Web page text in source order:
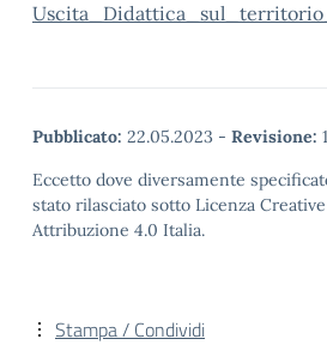
Pubblicato: 22.05.2023 - Revisione:
Eccetto dove diversamente
stato rilasciato sotto Licenza
Attribuzione 4.0 Italia.
Stampa / Condividi